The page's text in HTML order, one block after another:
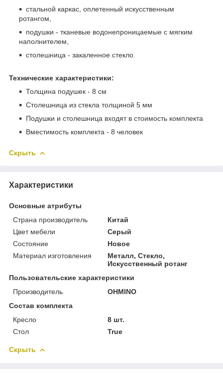
стальной каркас, оплетенный искусственным
ротангом,
подушки - тканевые водонепроницаемые с мягким
наполнителем,
столешница - закаленное стекло.
Технические характеристики:
Толщина подушек - 8 см
Столешница из стекла толщиной 5 мм
Подушки и столешница входят в стоимость комплекта
Вместимость комплекта - 8 человек
Скрыть
Характеристики
Основные атрибуты
Страна производитель
Китай
Цвет мебели
Серый
Состояние
Новое
Материал изготовления
Металл, Стекло,
Искусственный ротанг
Пользовательские характеристики
Производитель
OHMINO
Состав комплекта
Кресло
8 шт.
Стол
True
Скрыть